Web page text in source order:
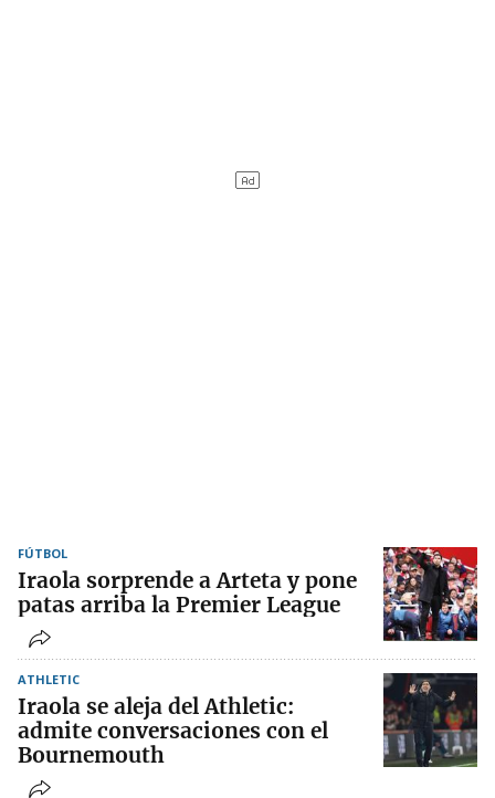
FÚTBOL
Iraola sorprende a Arteta y pone
patas arriba la Premier League
ATHLETIC
Iraola se aleja del Athletic:
admite conversaciones con el
Bournemouth